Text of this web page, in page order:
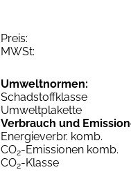
Preis:
MWSt:
Umweltnormen:
Schadstoffklasse
Umweltplakette
Verbrauch und
Energieverbr. komb.
CO2-Emissionen komb.
CO2-Klasse